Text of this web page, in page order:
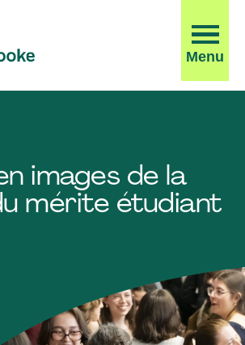
la
Menu
images de la
mérite étudiant